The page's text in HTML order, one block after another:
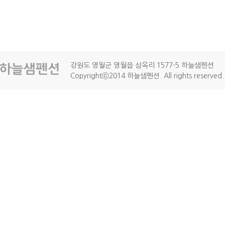
강원도 영월군 영월읍 삼옥리 1577-5 하늘샘펜션
Copyrightⓒ2014 하늘샘펜션. All rights reserved.